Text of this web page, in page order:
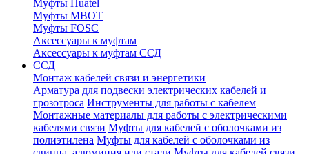
Муфты Huatel
Муфты МВОТ
Муфты FOSC
Аксессуары к муфтам
Аксессуары к муфтам ССД
ССД
Монтаж кабелей связи и энергетики
Арматура для подвески электрических кабелей и
грозотроса Инструменты для работы с кабелем
Монтажные материалы для работы с электрическими
кабелями связи Муфты для кабелей с оболочками из
полиэтилена Муфты для кабелей с оболочками из